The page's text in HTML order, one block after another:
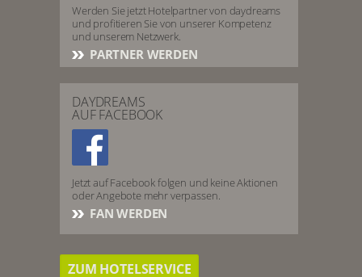
Werden Sie jetzt Hotelpartner von daydreams
und profitieren Sie von unserer Kompetenz
und unserem Netzwerk.
PARTNER WERDEN
DAYDREAMS
AUF FACEBOOK
Jetzt auf Facebook folgen und keine Aktionen
oder Angebote mehr verpassen.
FAN WERDEN
ZUM HOTELSERVICE